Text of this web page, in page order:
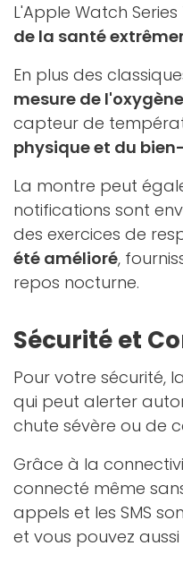
L'Apple Watch
de la santé
En plus des
mesure de
capteur de
physique et du
La montre peut
notifications sont
des exercices de
été amélioré,
repos nocturne.
Sécurité et
Pour votre sécurité,
qui peut alerter
chute sévère ou de
Grâce à la
connecté même
appels et les SMS
et vous pouvez